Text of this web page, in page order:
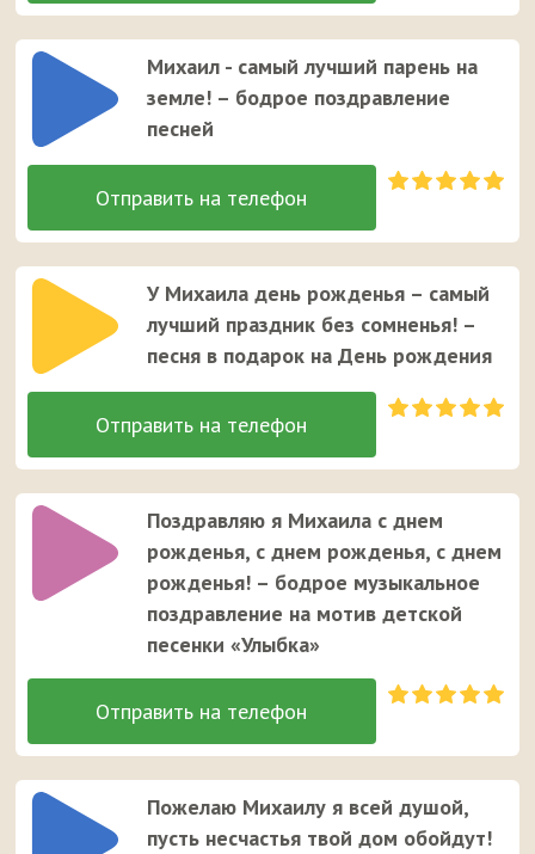
Михаил - самый лучший парень на
земле! – бодрое поздравление
песней
У Михаила день рожденья – самый
лучший праздник без сомненья! –
песня в подарок на День рождения
Поздравляю я Михаила с днем
рожденья, с днем рожденья, с днем
рожденья! – бодрое музыкальное
поздравление на мотив детской
песенки «Улыбка»
Пожелаю Михаилу я всей душой,
пусть несчастья твой дом обойдут!